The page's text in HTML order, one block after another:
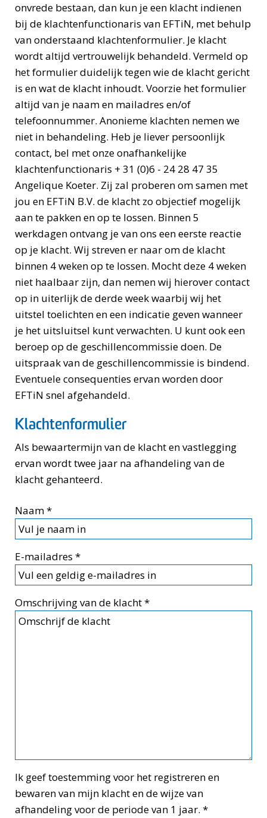
onvrede bestaan, dan kun je een klacht indienen
bij de klachtenfunctionaris van EFTiN, met behulp
van onderstaand klachtenformulier. Je klacht
wordt altijd vertrouwelijk behandeld. Vermeld op
het formulier duidelijk tegen wie de klacht gericht
is en wat de klacht inhoudt. Voorzie het formulier
altijd van je naam en mailadres en/of
telefoonnummer. Anonieme klachten nemen we
niet in behandeling. Heb je liever persoonlijk
contact, bel met onze onafhankelijke
klachtenfunctionaris + 31 (0)6 - 24 28 47 35
Angelique Koeter. Zij zal proberen om samen met
jou en EFTiN B.V. de klacht zo objectief mogelijk
aan te pakken en op te lossen. Binnen 5
werkdagen ontvang je van ons een eerste reactie
op je klacht. Wij streven er naar om de klacht
binnen 4 weken op te lossen. Mocht deze 4 weken
niet haalbaar zijn, dan nemen wij hierover contact
op in uiterlijk de derde week waarbij wij het
uitstel toelichten en een indicatie geven wanneer
je het uitsluitsel kunt verwachten. U kunt ook een
beroep op de geschillencommissie doen. De
uitspraak van de geschillencommissie is bindend.
Eventuele consequenties ervan worden door
EFTiN snel afgehandeld.
Klachtenformulier
Als bewaartermijn van de klacht en vastlegging
ervan wordt twee jaar na afhandeling van de
klacht gehanteerd.
Naam*
E-mailadres *
Omschrijving van de klacht*
Ik geef toestemming voor het registreren en
bewaren van mijn klacht en de wijze van
afhandeling voor de periode van 1 jaar. *